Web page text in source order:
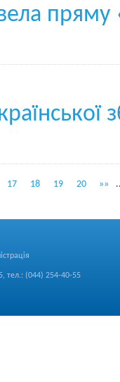
пряму
17 18 19 20 »»
тел.: (044) 254-40-55